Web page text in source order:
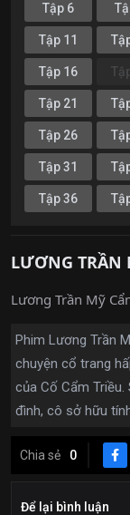
Tập 6
Tập 11
Tập 16
Tập 21
Tập 26
Tập 31
Tập 36
LƯƠNG TRẦN
Lương Trần Mỹ
Phim Lương Trần
chuyện cổ trang
của Cố Cẩm
đình, cô sở hữu
Chia sẻ 0
Để lại bình luận